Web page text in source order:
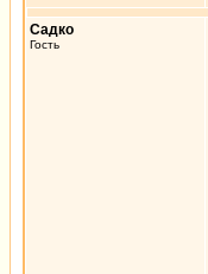
Садко
Гость